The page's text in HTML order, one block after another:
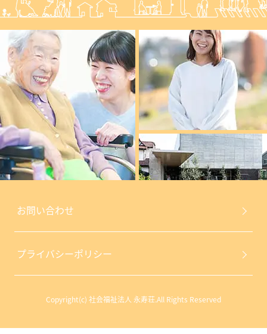
お問い合わせ
プライバシーポリシー
Copyright(c) 社会福祉法人 永寿荘.All Rights Reserved